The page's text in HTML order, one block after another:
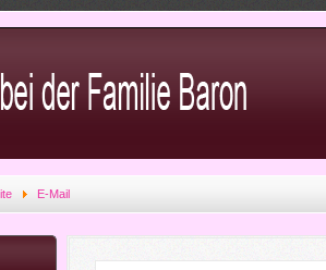
E-Mail